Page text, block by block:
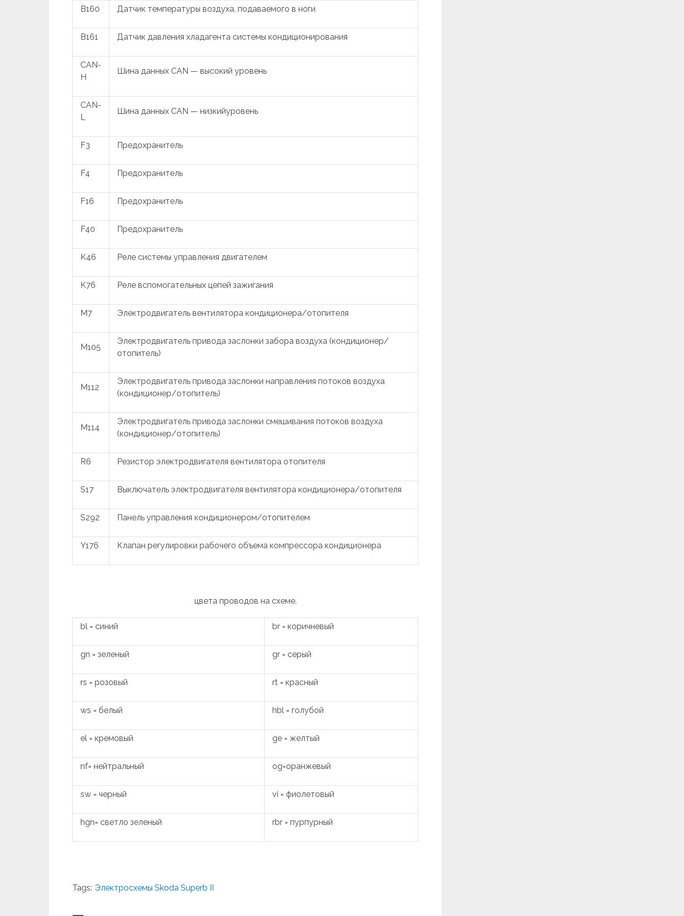
B160 Датчик температуры воздуха, подаваемого в ноги
B161 Датчик давления хладагента системы кондиционирования
CAN-
H
Шина данных CAN — высокий уровень
CAN-
L
Шина данных CAN — низкийуровень
F3 Предохранитель
F4 Предохранитель
F16 Предохранитель
F40 Предохранитель
K46 Реле системы управления двигателем
K76 Реле вспомогательных цепей зажигания
M7 Электродвигатель вентилятора кондиционера/отопителя
M105
Электродвигатель привода заслонки забора воздуха (кондиционер/
отопитель)
M112
Электродвигатель привода заслонки направления потоков воздуха
(кондиционер/отопитель)
M114
Электродвигатель привода заслонки смешивания потоков воздуха
(кондиционер/отопитель)
R6 Резистор электродвигателя вентилятора отопителя
S17 Выключатель электродвигателя вентилятора кондиционера/отопителя
S292 Панель управления кондиционером/отопителем
Y176 Клапан регулировки рабочего объема компрессора кондиционера
цвета проводов на схеме.
bl = синий br = коричневый
gn = зеленый gr = серый
rs = розовый rt = красный
ws = белый hbl = голубой
el = кремовый ge = желтый
nf= нейтральный og=оранжевый
sw = черный vi = фиолетовый
hgn= светло зеленый rbr = пурпурный
Tags: Электросхемы Skoda Superb II